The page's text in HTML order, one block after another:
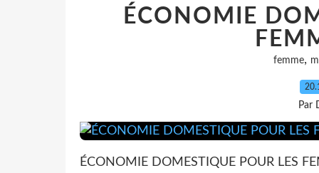
ÉCONOMIE
femme,
Par
ÉCONOMIE DOMESTIQUE POUR LES